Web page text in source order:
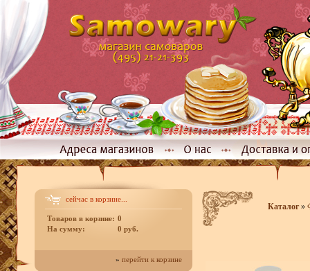
сейчас в корзине...
Товаров в корзине: 0
На сумму:
0 руб.
» перейти к корзине
Каталог»